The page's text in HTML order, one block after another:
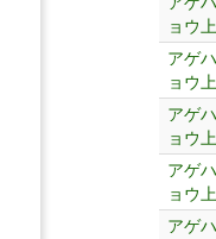
ョウ
アゲ
ョウ
アゲ
ョウ
アゲ
ョウ
アゲ